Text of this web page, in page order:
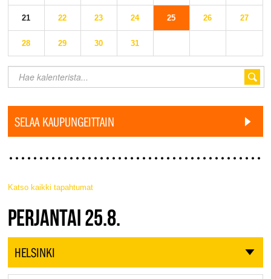
21 22 23 24 25 26 27
28 29 30 31
SELAA KAUPUNGEITTAIN
Katso kaikki tapahtumat
JAZZ FINLAND LIVE
PERJANTAI 25.8.
HELSINKI